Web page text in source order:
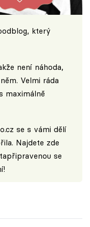
který
není náhoda,
Velmi ráda
maximálně
se s vámi dělí
Najdete zde
se